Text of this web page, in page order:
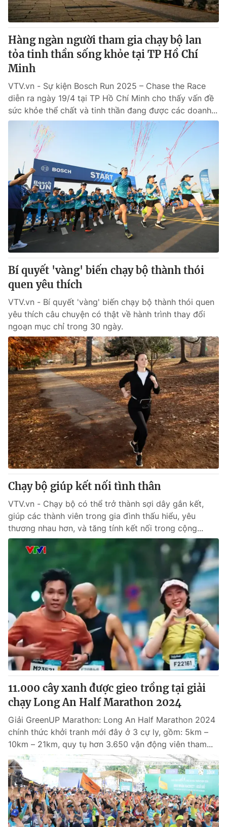
Hàng ngàn người tham gia chạy bộ lan
tỏa tinh thần sống khỏe tại TP Hồ Chí
Minh
VTV.vn - Sự kiện Bosch Run 2025 – Chase the Race
diễn ra ngày 19/4 tại TP Hồ Chí Minh cho thấy vấn đề
sức khỏe thể chất và tinh thần đang được các doanh...
Bí quyết 'vàng' biến chạy bộ thành thói
quen yêu thích
VTV.vn - Bí quyết 'vàng' biến chạy bộ thành thói quen
yêu thích câu chuyện có thật về hành trình thay đổi
ngoạn mục chỉ trong 30 ngày.
Chạy bộ giúp kết nối tình thân
VTV.vn - Chạy bộ có thể trở thành sợi dây gắn kết,
giúp các thành viên trong gia đình thấu hiểu, yêu
thương nhau hơn, và tăng tính kết nối trong cộng...
11.000 cây xanh được gieo trồng tại giải
chạy Long An Half Marathon 2024
Giải GreenUP Marathon: Long An Half Marathon 2024
chính thức khởi tranh mới đây ở 3 cự ly, gồm: 5km –
10km – 21km, quy tụ hơn 3.650 vận động viên tham...